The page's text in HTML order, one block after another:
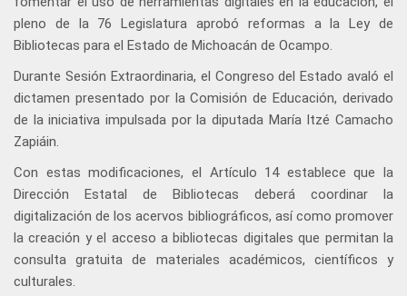
pleno de la 76 Legislatura aprobó reformas a la Ley de
Bibliotecas para el Estado de Michoacán de Ocampo.
Durante Sesión Extraordinaria, el Congreso del Estado avaló el
dictamen presentado por la Comisión de Educación, derivado
de la iniciativa impulsada por la diputada María Itzé Camacho
Zapiáin.
Con estas modificaciones, el Artículo 14 establece que la
Dirección Estatal de Bibliotecas deberá coordinar la
digitalización de los acervos bibliográficos, así como promover
la creación y el acceso a bibliotecas digitales que permitan la
consulta gratuita de materiales académicos, científicos y
culturales.